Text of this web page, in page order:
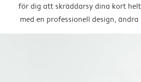
för dig att skräddarsy dina kort
med en professionell design,